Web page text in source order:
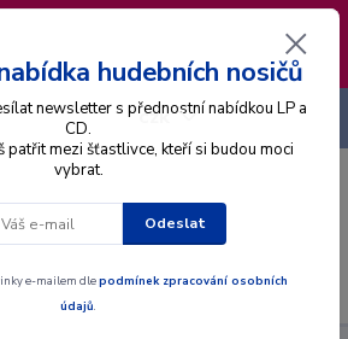
čerpám dovolenou. Datum
se posouvá na pátek
14.8.2026 🐋
Menu
CZK
hudebních nosičů
newsletter s přednostní nabídkou LP a
CD.
patřit mezi šťastlivce, kteří si budou moci
vybrat.
Odeslat
e-mailem dlepodmínek zpracování osobních
údajů.